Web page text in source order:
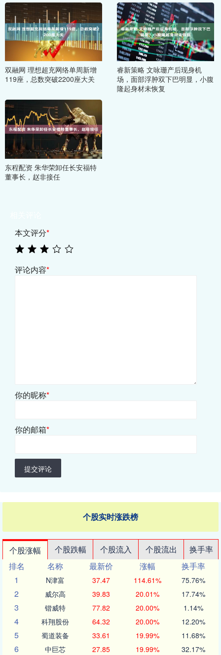
双融网 理想超充网络单周新增
119座，总数突破2200座大关
睿新策略 文咏珊产后现身机
场，面部浮肿双下巴明显，小腹
隆起身材未恢复
东程配资 朱华荣卸任长安福特
董事长，赵非接任
本文评分*
评论内容*
你的昵称*
你的邮箱*
提交评论
个股实时涨跌榜
个股涨幅 个股跌幅 个股流入 个股流出
换手率
排名
名称 最新价 涨幅
换手率
1
N津富 37.47 114.61% 75.76%
2 威尔高 39.83 20.01% 17.74%
3 锴威特 77.82 20.00% 1.14%
4 科翔股份 64.32 20.00% 12.20%
5 蜀道装备 33.61 19.99% 11.68%
6 中巨芯 27.85 19.99% 32.17%